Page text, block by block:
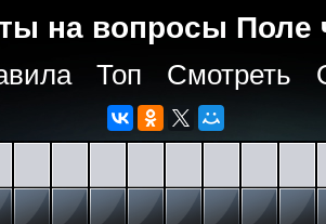
на вопросы Поле
Топ Смотреть